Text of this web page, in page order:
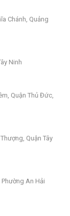
Chánh, Quảng
Ninh
Quận Thủ Đức,
Quận Tây
An Hải